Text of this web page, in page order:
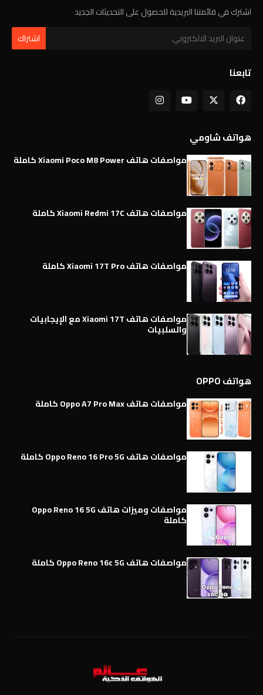
اشترك في قائمتنا البريدية للحصول على التحديثات الجديد
تابعنا
هواتف شاومي
مواصفات هاتف Xiaomi Poco M8 Power كاملة
مواصفات هاتف Xiaomi Redmi 17C كاملة
مواصفات هاتف Xiaomi 17T Pro كاملة
مواصفات هاتف Xiaomi 17T مع الإيجابيات
والسلبيات
هواتف OPPO
مواصفات هاتف Oppo A7 Pro Max كاملة
مواصفات هاتف Oppo Reno 16 Pro 5G كاملة
مواصفات وميزات هاتف Oppo Reno 16 5G
كاملة
مواصفات هاتف Oppo Reno 16c 5G كاملة